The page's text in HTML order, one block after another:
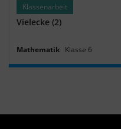
Klassenarbeit
Vielecke (2)
Mathematik Klasse 6